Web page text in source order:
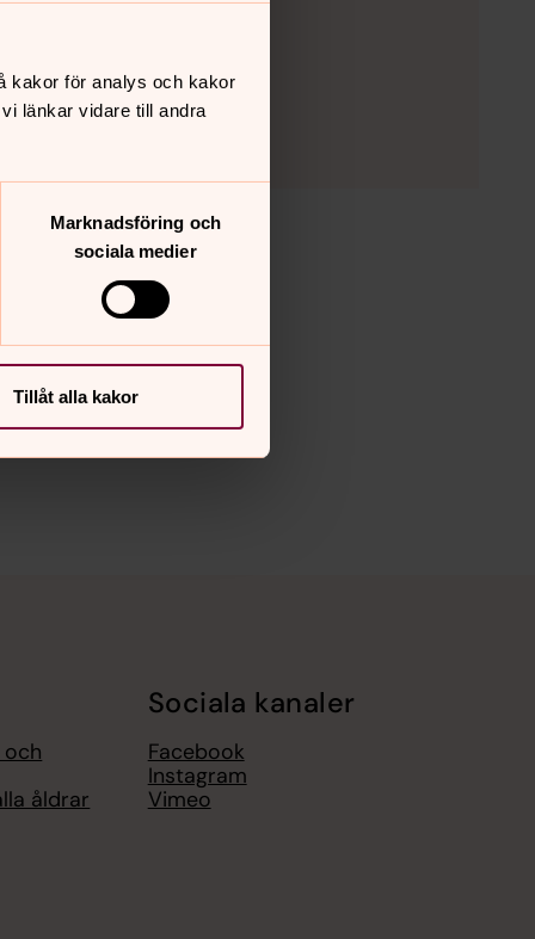
kakor för analys och kakor
länkar vidare till andra
Marknadsföring och
sociala medier
Tillåt alla kakor
och
åldrar
Sociala kanaler
Facebook
Instagram
Vimeo